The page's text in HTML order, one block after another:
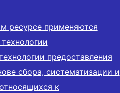
ресурсе применяются
предоставления
сбора, систематизации и
к